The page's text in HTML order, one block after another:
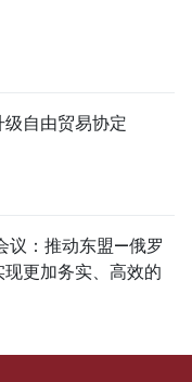
自由贸易协定
议：推动东盟—俄罗
更加务实、高效的